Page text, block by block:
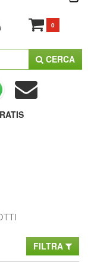
0
CERCA
FILTRA